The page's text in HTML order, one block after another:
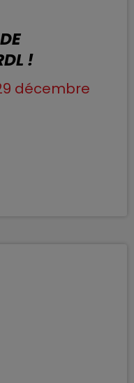
!
décembre